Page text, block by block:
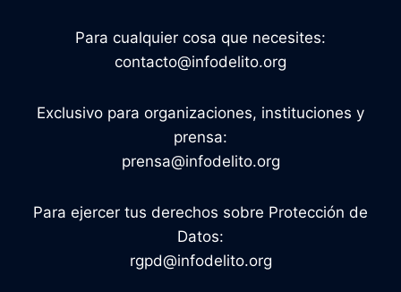
Para cualquier cosa que necesites:
contacto@infodelito.org
Exclusivo para organizaciones, instituciones y
prensa:
prensa@infodelito.org
Para ejercer tus derechos sobre Protección de
Datos:
rgpd@infodelito.org